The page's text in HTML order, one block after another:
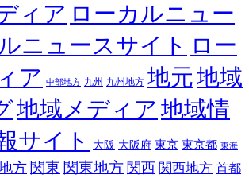
ィア ローカルニュー
ニュースサイト ロー
ア 中部地方 九州 九州地方 地元地域
地域メディア 地域情
サイト 大阪 大阪府 東京 東京都 東海
方 関東 関東地方 関西 関西地方 首都